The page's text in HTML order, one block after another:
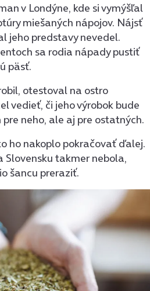
v Londýne, kde si vymýšľal
miešaných nápojov. Nájsť
jeho predstavy nevedel.
sa rodia nápady pustiť
päsť.
otestoval na ostro
vedieť, či jeho výrobok bude
neho, ale aj pre ostatných.
ho nakoplo pokračovať ďalej.
takmer nebola,
šancu preraziť.